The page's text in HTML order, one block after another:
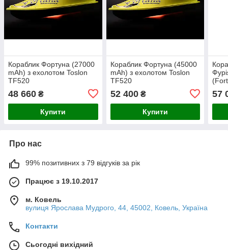
Кораблик Фортуна (27000
mAh) з ехолотом Toslon
TF520
48 660 ₴
Купити
Кораблик Фортуна (45000
mAh) з ехолотом Toslon
TF520
52 400₴
Купити
57
Про нас
99% позитивних з 79 відгуків за рік
Працює з 19.10.2017
м. Ковель
вулиця Ярослава Мудрого, 44, 45002, Ковель, Україна
Контакти
Сьогодні вихідний